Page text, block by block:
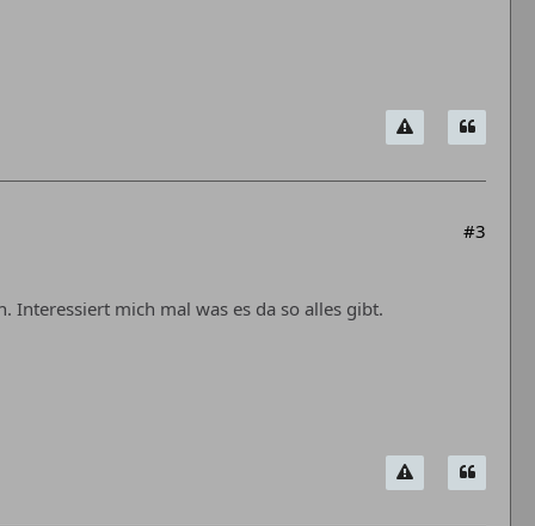
#3
Interessiert mich mal was es da so alles gibt.